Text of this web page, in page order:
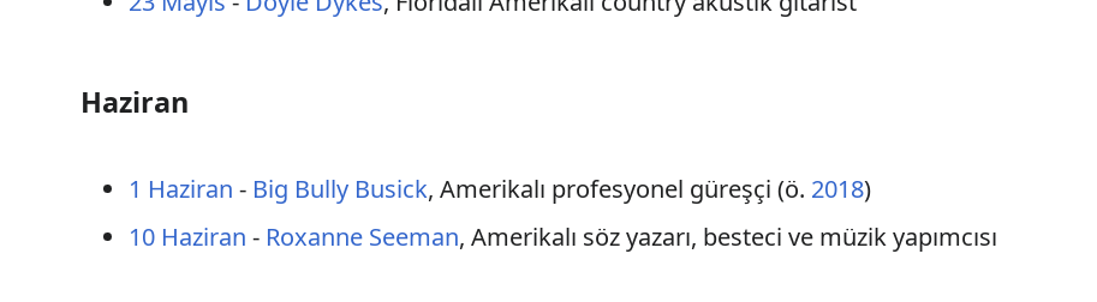
Haziran
1 Haziran - Big Bully Busick, Amerikalı profesyonel güreşçi (ö. 2018)
10 Haziran - Roxanne Seeman, Amerikalı söz yazarı, besteci ve müzik yapımcısı